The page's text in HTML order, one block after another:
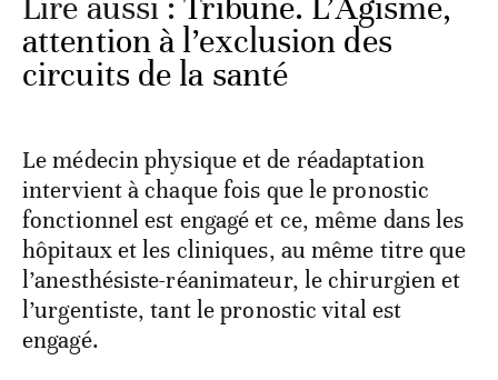
attention à l’exclusion des
circuits de la santé
Le médecin physique et de réadaptation
intervient à chaque fois que le pronostic
fonctionnel est engagé et ce, même dans les
hôpitaux et les cliniques, au même titre que
l’anesthésiste-réanimateur, le chirurgien et
l’urgentiste, tant le pronostic vital est
engagé.